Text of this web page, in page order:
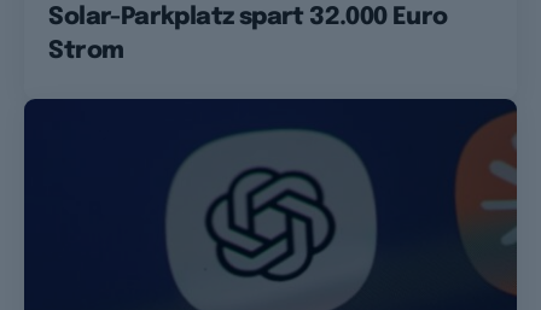
Solar-Parkplatz spart 32.000 Euro
Strom